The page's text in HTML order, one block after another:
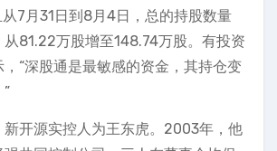
7月31日到8月4日，总的持股数量
81.22万股增至148.74万股。有投资
“深股通是最敏感的资金，其持仓变
新开源实控人为王东虎。2003年，他